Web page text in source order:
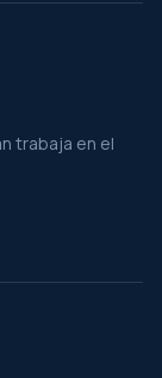
trabaja en el